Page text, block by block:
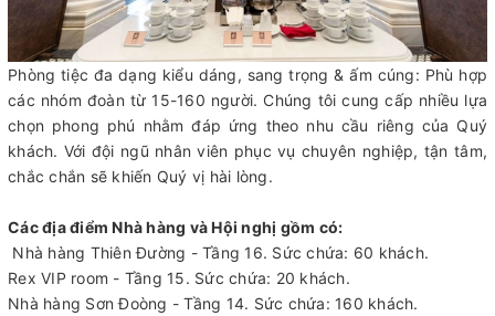
Phòng tiệc đa dạng kiểu dáng, sang trọng & ấm cúng: Phù hợp
các nhóm đoàn từ 15-160 người. Chúng tôi cung cấp nhiều lựa
chọn phong phú nhằm đáp ứng theo nhu cầu riêng của Quý
khách. Với đội ngũ nhân viên phục vụ chuyên nghiệp, tận tâm,
chắc chắn sẽ khiến Quý vị hài lòng.
Các địa điểm Nhà hàng và Hội nghị gồm có:
Nhà hàng Thiên Đường - Tầng 16. Sức chứa: 60 khách.
Rex VIP room - Tầng 15. Sức chứa: 20 khách.
Nhà hàng Sơn Đoòng - Tầng 14. Sức chứa: 160 khách.